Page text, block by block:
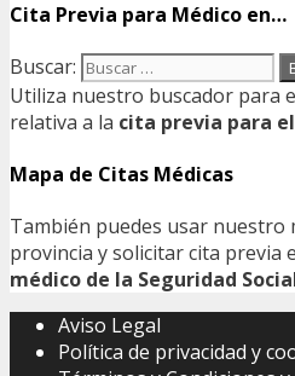
Cita Previa para Médico en…
Buscar:
Utiliza nuestro buscador para
relativa a la cita previa para
Mapa de Citas Médicas
También puedes usar nuestro
provincia y solicitar cita previa
médico de la Seguridad
Aviso Legal
Política de privacidad y